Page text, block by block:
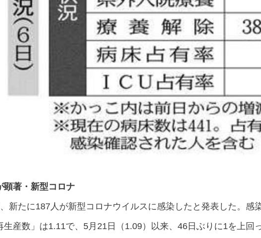
顕著・新型コロナ
新たに187人が新型コロナウイルスに感染したと発表した。感
生産数」は1.11で、5月21日（1.09）以来、46日ぶりに1を上